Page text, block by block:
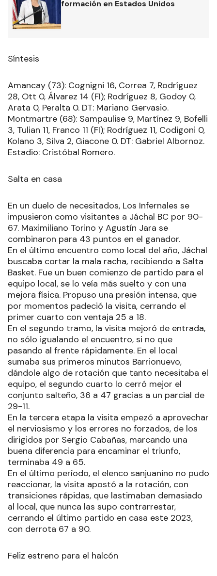
formación en Estados Unidos
Síntesis
Amancay (73): Cognigni 16, Correa 7, Rodríguez
28, Ott 0, Álvarez 14 (FI); Rodríguez 8, Godoy 0,
Arata 0, Peralta 0. DT: Mariano Gervasio.
Montmartre (68): Sampaulise 9, Martínez 9, Bofelli
3, Tulian 11, Franco 11 (FI); Rodríguez 11, Codigoni 0,
Kolano 3, Silva 2, Giacone 0. DT: Gabriel Albornoz.
Estadio: Cristóbal Romero.
Salta en casa
En un duelo de necesitados, Los Infernales se
impusieron como visitantes a Jáchal BC por 90-
67. Maximiliano Torino y Agustín Jara se
combinaron para 43 puntos en el ganador.
En el último encuentro como local del año, Jáchal
buscaba cortar la mala racha, recibiendo a Salta
Basket. Fue un buen comienzo de partido para el
equipo local, se lo veía más suelto y con una
mejora física. Propuso una presión intensa, que
por momentos padeció la visita, cerrando el
primer cuarto con ventaja 25 a 18.
En el segundo tramo, la visita mejoró de entrada,
no sólo igualando el encuentro, si no que
pasando al frente rápidamente. En el local
sumaba sus primeros minutos Barrionuevo,
dándole algo de rotación que tanto necesitaba el
equipo, el segundo cuarto lo cerró mejor el
conjunto salteño, 36 a 47 gracias a un parcial de
29-11.
En la tercera etapa la visita empezó a aprovechar
el nerviosismo y los errores no forzados, de los
dirigidos por Sergio Cabañas, marcando una
buena diferencia para encaminar el triunfo,
terminaba 49 a 65.
En el último período, el elenco sanjuanino no pudo
reaccionar, la visita apostó a la rotación, con
transiciones rápidas, que lastimaban demasiado
al local, que nunca las supo contrarrestar,
cerrando el último partido en casa este 2023,
con derrota 67 a 90.
Feliz estreno para el halcón